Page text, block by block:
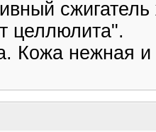
целлюлита".
Кожа нежная